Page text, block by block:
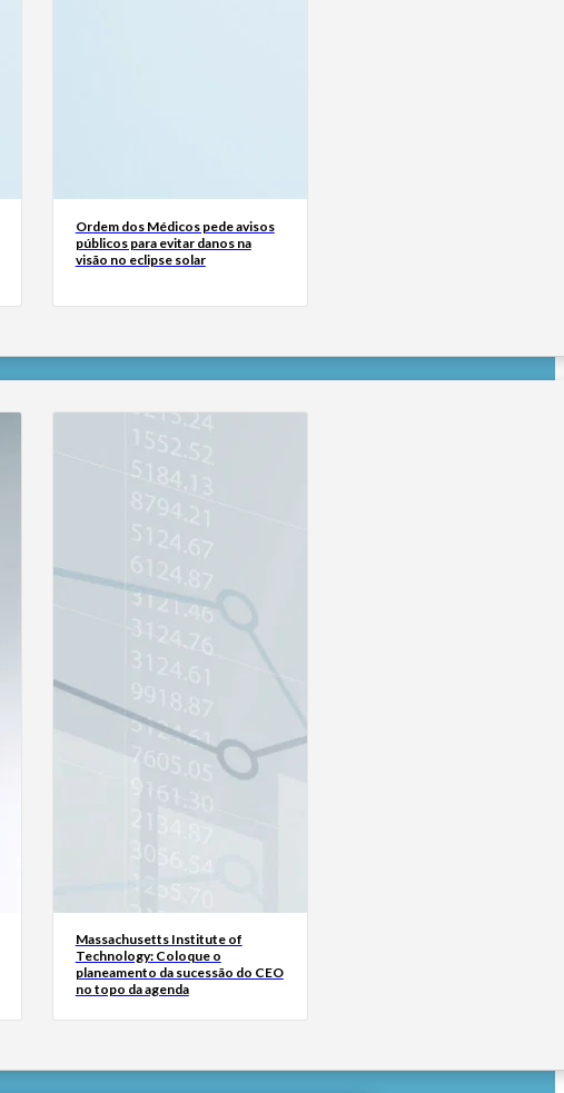
Ordem dos Médicos pede avisos
públicos para evitar danos na
visão no eclipse solar
Massachusetts Institute of
Technology: Coloque o
planeamento da sucessão do CEO
no topo da agenda